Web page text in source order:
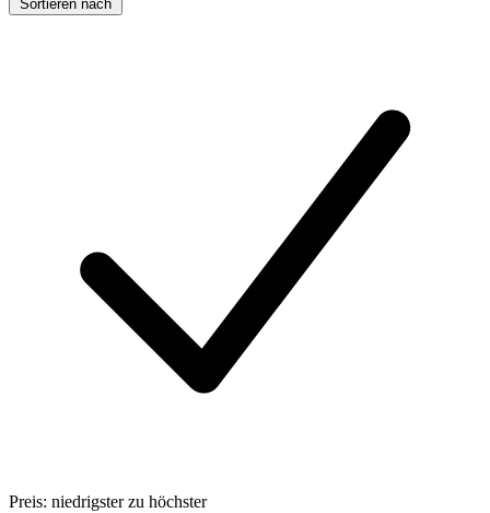
Sortieren nach
Preis: niedrigster zu höchster